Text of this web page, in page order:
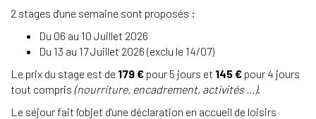
2 stages d'une semaine sont proposés :
Du 06 au 10 Juillet 2026
Du 13 au 17 Juillet 2026 (exclu le 14/07)
Le prix du stage est de 179 € pour 5 jours et 145 € pour 4 jours
tout compris (nourriture, encadrement, activités ...).
Le séjour fait l'objet d'une déclaration en accueil de loisirs